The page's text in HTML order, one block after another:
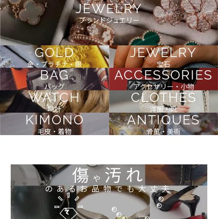
JEWELRY
ブランドジュエリー
GOLD
金・プラチナ・銀
JEWELRY
宝石
BAG
バッグ
ACCESSORIES
アクセサリー・小物
WATCH
時計
CLOTHES
洋服・靴
KIMONO
毛皮・着物
ANTIQUES
骨董・美術
傷や 汚れ
のあるお品物でも大丈夫